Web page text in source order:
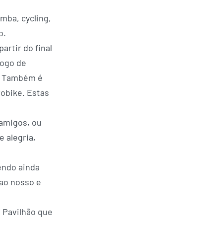
cycling,
do final
de
é
Estas
ou
alegria,
ainda
nosso e
que